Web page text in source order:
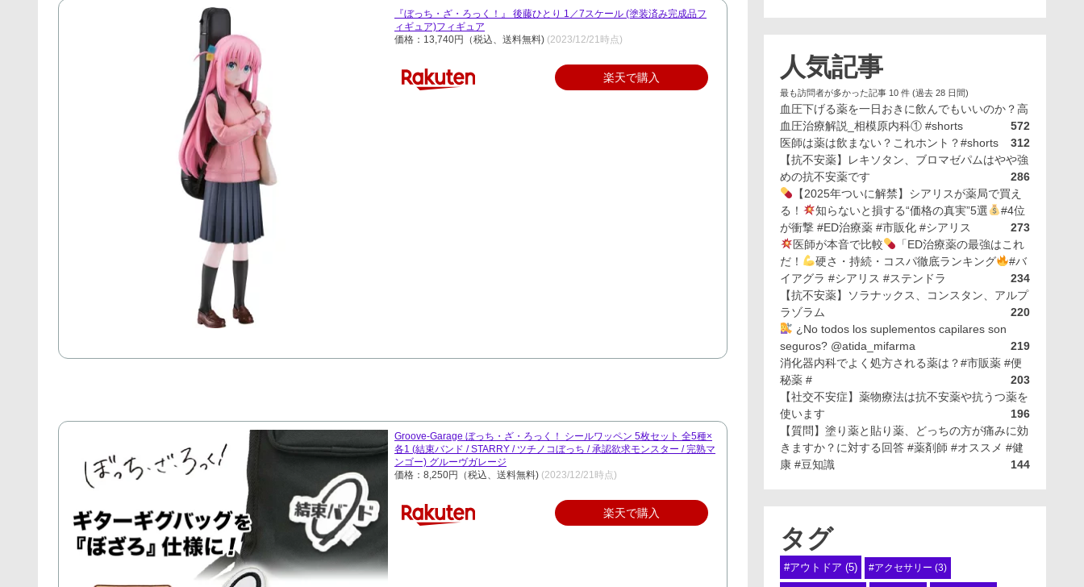
『ぼっち・ざ・ろっく！』 後藤ひとり 1／7スケール (塗装済み完成品フ
ィギュア)フィギュア
価格：13,740円（税込、送料無料) (2023/12/21時点)
楽天で購入
Groove-Garage ぼっち・ざ・ろっく！ シールワッペン 5枚セット 全5種×
各1 (結束バンド / STARRY / ツチノコぼっち / 承認欲求モンスター / 完熟マ
ンゴー) グルーヴガレージ
価格：8,250円（税込、送料無料) (2023/12/21時点)
楽天で購入
人気記事
最も訪問者が多かった記事 10 件 (過去 28 日間)
血圧下げる薬を一日おきに飲んでもいいのか？高
血圧治療解説_相模原内科① #shorts
572
医師は薬は飲まない？これホント？#shorts
312
【抗不安薬】レキソタン、ブロマゼパムはやや強
めの抗不安薬です
286
【2025年ついに解禁】シアリスが薬局で買え
る！
知らないと損する“価格の真実”5選
#4位
が衝撃 #ED治療薬 #市販化 #シアリス
273
医師が本音で比較
「ED治療薬の最強はこれ
だ！
硬さ・持続・コスパ徹底ランキング
#バ
イアグラ #シアリス #ステンドラ
234
【抗不安薬】ソラナックス、コンスタン、アルプ
ラゾラム
220
¿No todos los suplementos capilares son
seguros? @atida_mifarma
219
消化器内科でよく処方される薬は？#市販薬 #便
秘薬 #
203
【社交不安症】薬物療法は抗不安薬や抗うつ薬を
使います
196
【質問】塗り薬と貼り薬、どっちの方が痛みに効
きますか？に対する回答 #薬剤師 #オススメ #健
康 #豆知識
144
タグ
#アウトドア (5) #アクセサリー (3)